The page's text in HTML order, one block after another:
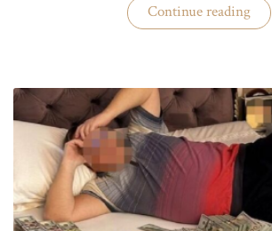
Continue reading«На
и